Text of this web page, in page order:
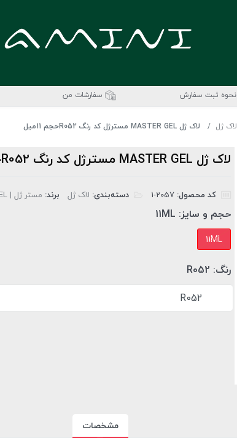
نحوه ثبت سفارش سفارشات من
لاک ژل لاک ژل MASTER GEL مسترژل کد رنگ R052حجم 11میل
لاک ژل MASTER GEL مسترژل کد رنگ R052حجم 11میل
کد محصول: دسته‌بندی: لاک ژل برند: مستر ژل | MASTER GEL
حجم و سایز: 11ML
11ML
رنگ: R052
R052
مشخصات